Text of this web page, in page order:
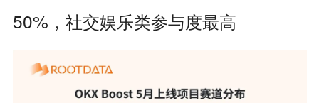
50%，社交娱乐类参与度最高